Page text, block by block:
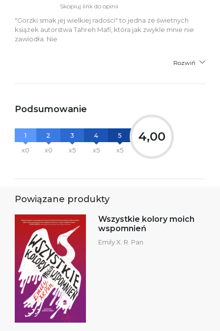
Skopiuj link do opinii
"Gorzki smak jej wielkiej radości" to jedna ze świetnych
książek autorstwa Tahreh Mafi, która jak zwykle mnie nie
zawiodła. Nie
Rozwiń
Podsumowanie
1
x0
2
x0
3
x5
4
x5
5
x5
4,00
Powiązane produkty
Wszystkie kolory moich
wspomnień
Emily X. R. Pan